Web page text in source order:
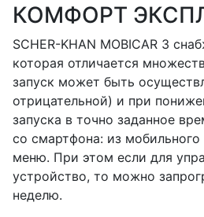
КОМФОРТ
SCHER-KHAN MOBICAR 3
которая отличается
запуск может быть
отрицательной) и при
запуска в точно заданное
со смартфона: из
меню. При этом если для
устройство, то можно
неделю.